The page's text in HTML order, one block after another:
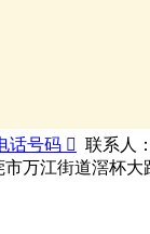
话号码  联系人
市万江街道滘杯